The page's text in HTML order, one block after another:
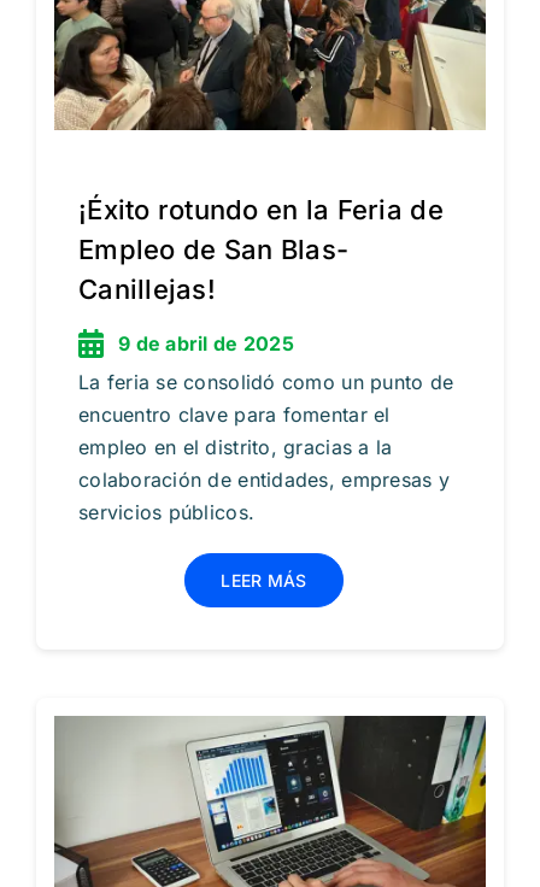
¡Éxito rotundo en la Feria de
Empleo de San Blas-
Canillejas!
9 de abril de 2025
La feria se consolidó como un punto de
encuentro clave para fomentar el
empleo en el distrito, gracias a la
colaboración de entidades, empresas y
servicios públicos.
LEER MÁS